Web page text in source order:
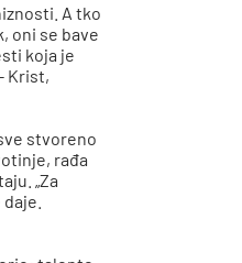
A tko
oni se bave
koja je
Krist,
stvoreno
rađa
„Za